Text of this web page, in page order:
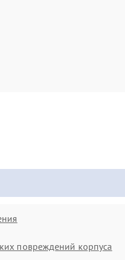
повреждений корпуса